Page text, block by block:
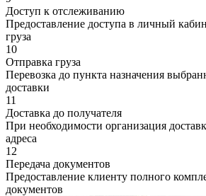
Доступ к отслеживанию
Предоставление доступа в личный
груза
10
Отправка груза
Перевозка до пункта назначения
доставки
11
Доставка до получателя
При необходимости организация
адреса
12
Передача документов
Предоставление клиенту полного
документов